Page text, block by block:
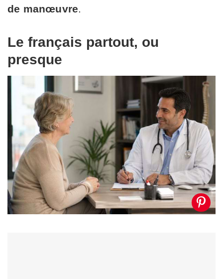
de manœuvre
Le français partout, ou
presque